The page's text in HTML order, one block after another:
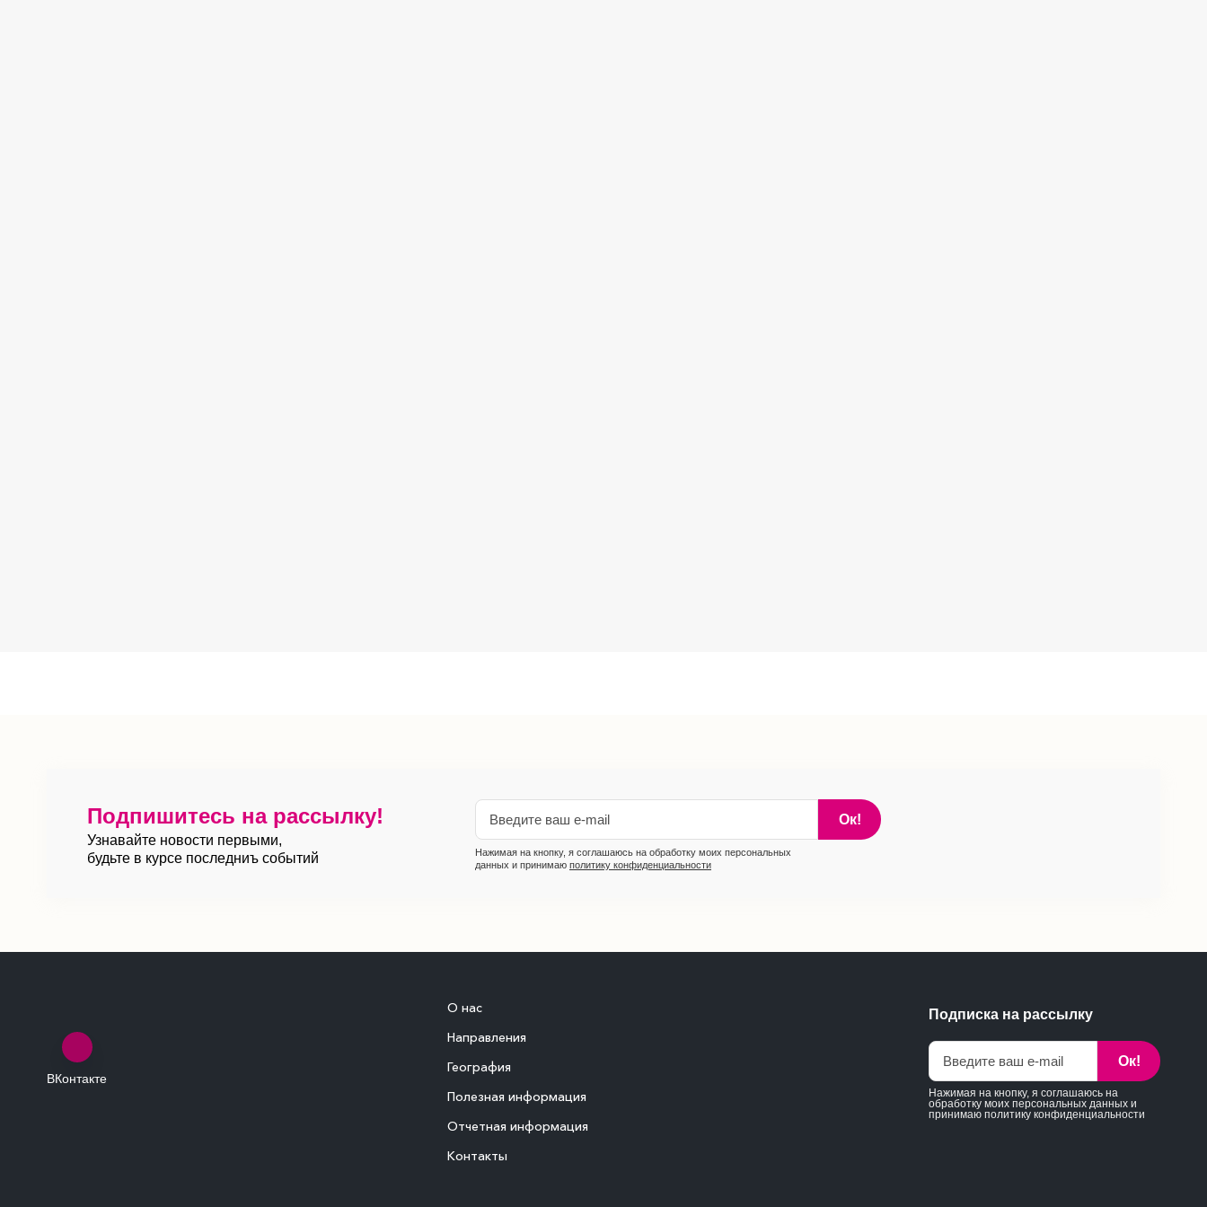
Подпишитесь на рассылку!
Узнавайте новости первыми,
будьте в курсе последниъ событий
Ок!
Нажимая на кнопку, я соглашаюсь на обработку моих персональных
данных и принимаю политику конфиденциальности
ВКонтакте
О нас
Направления
География
Полезная информация
Отчетная информация
Контакты
Подписка на рассылку
Ок!
Нажимая на кнопку, я соглашаюсь на
обработку моих персональных данных и
принимаю политику конфиденциальности